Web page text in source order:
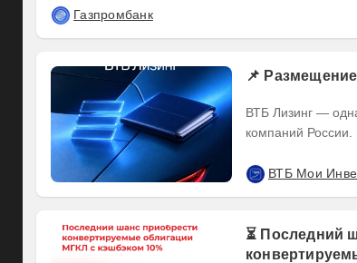
Газпромбанк
📌
ВТБ Лизинг — одна из крупнейших лизинговых
компаний России.
ВТБ Мои
⏳ Последний